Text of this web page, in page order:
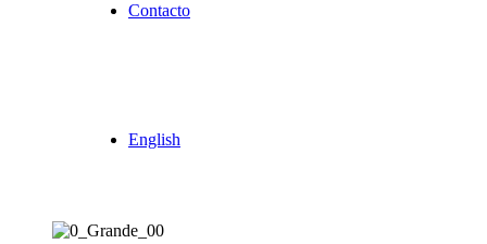
Contacto
English